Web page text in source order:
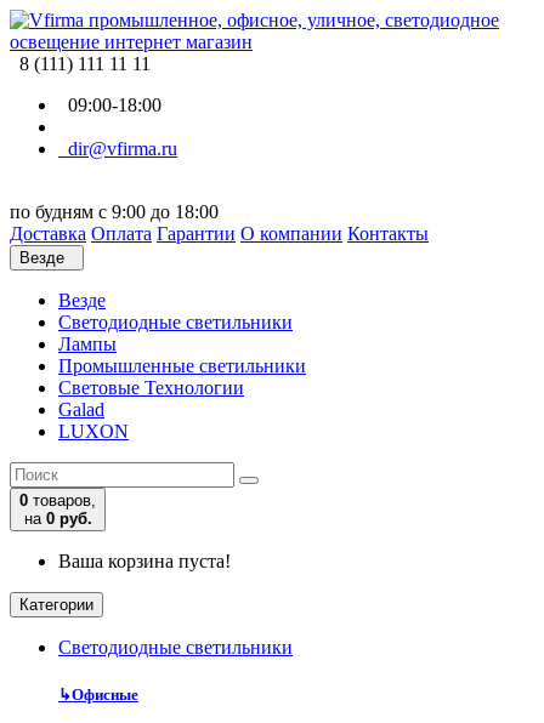
8 (111) 111 11 11
09:00-18:00
dir@vfirma.ru
по будням с 9:00 до 18:00
Доставка Оплата Гарантии О компании Контакты
Везде
Везде
Cветодиодные светильники
Лампы
Промышленные светильники
Световые Технологии
Galad
LUXON
0 товаров,
на 0 руб.
Ваша корзина пуста!
Категории
Cветодиодные светильники
↳Офисные